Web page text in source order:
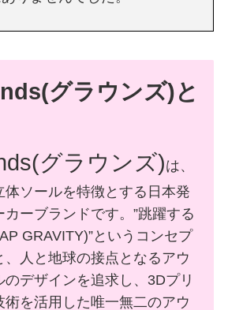
グラウンズ)と
グラウンズ)は、
体ソールを特徴とする日本発
カーブランドです。”跳躍する
GRAVITY)”というコンセプ
、人と地球の接点となるアウ
のデザインを追求し、3Dプリ
術を活用した唯一無二のアウ